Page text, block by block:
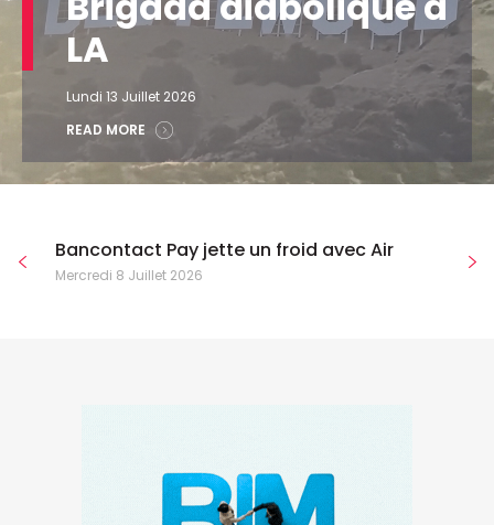
LA
Lundi 13 Juillet 2026
READ MORE
Bancontact Pay jette un froid avec Air
Mercredi 8 Juillet 2026